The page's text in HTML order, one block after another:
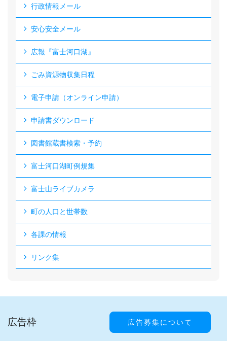
行政情報メール
安心安全メール
広報『富士河口湖』
ごみ資源物収集日程
電子申請（オンライン申請）
申請書ダウンロード
図書館蔵書検索・予約
富士河口湖町例規集
富士山ライブカメラ
町の人口と世帯数
各課の情報
リンク集
広告枠 広告募集について